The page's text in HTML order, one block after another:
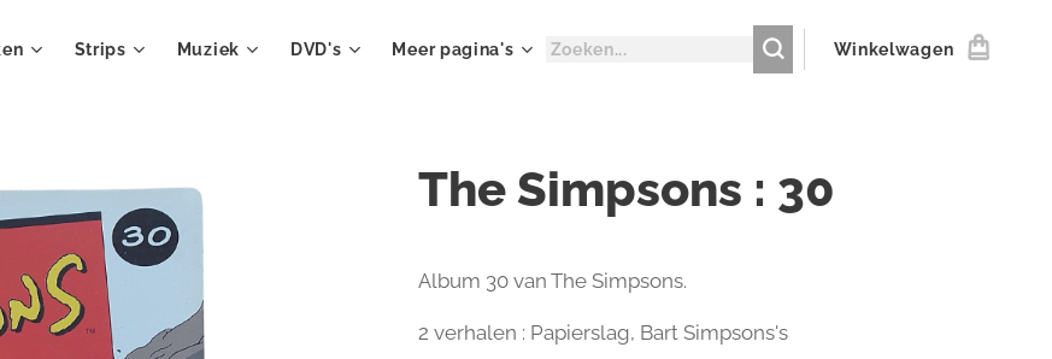
Strips Muziek DVD's Meer pagina's Winkelwagen
The Simpsons : 30
Album 30 van The Simpsons.
2 verhalen : Papierslag, Bart Simpsons's